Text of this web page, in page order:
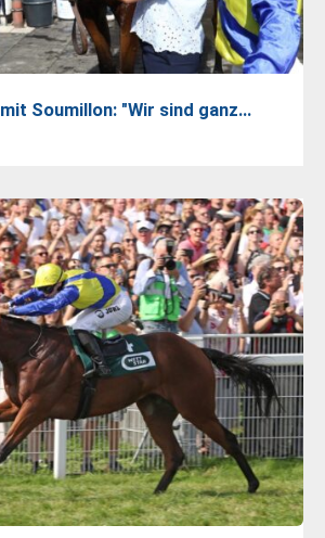
Soumillon: "Wir sind ganz…